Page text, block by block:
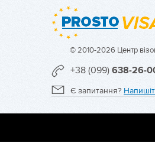
© 2010-2026 Центр
+38 (099) 638-26-
Є запитання?